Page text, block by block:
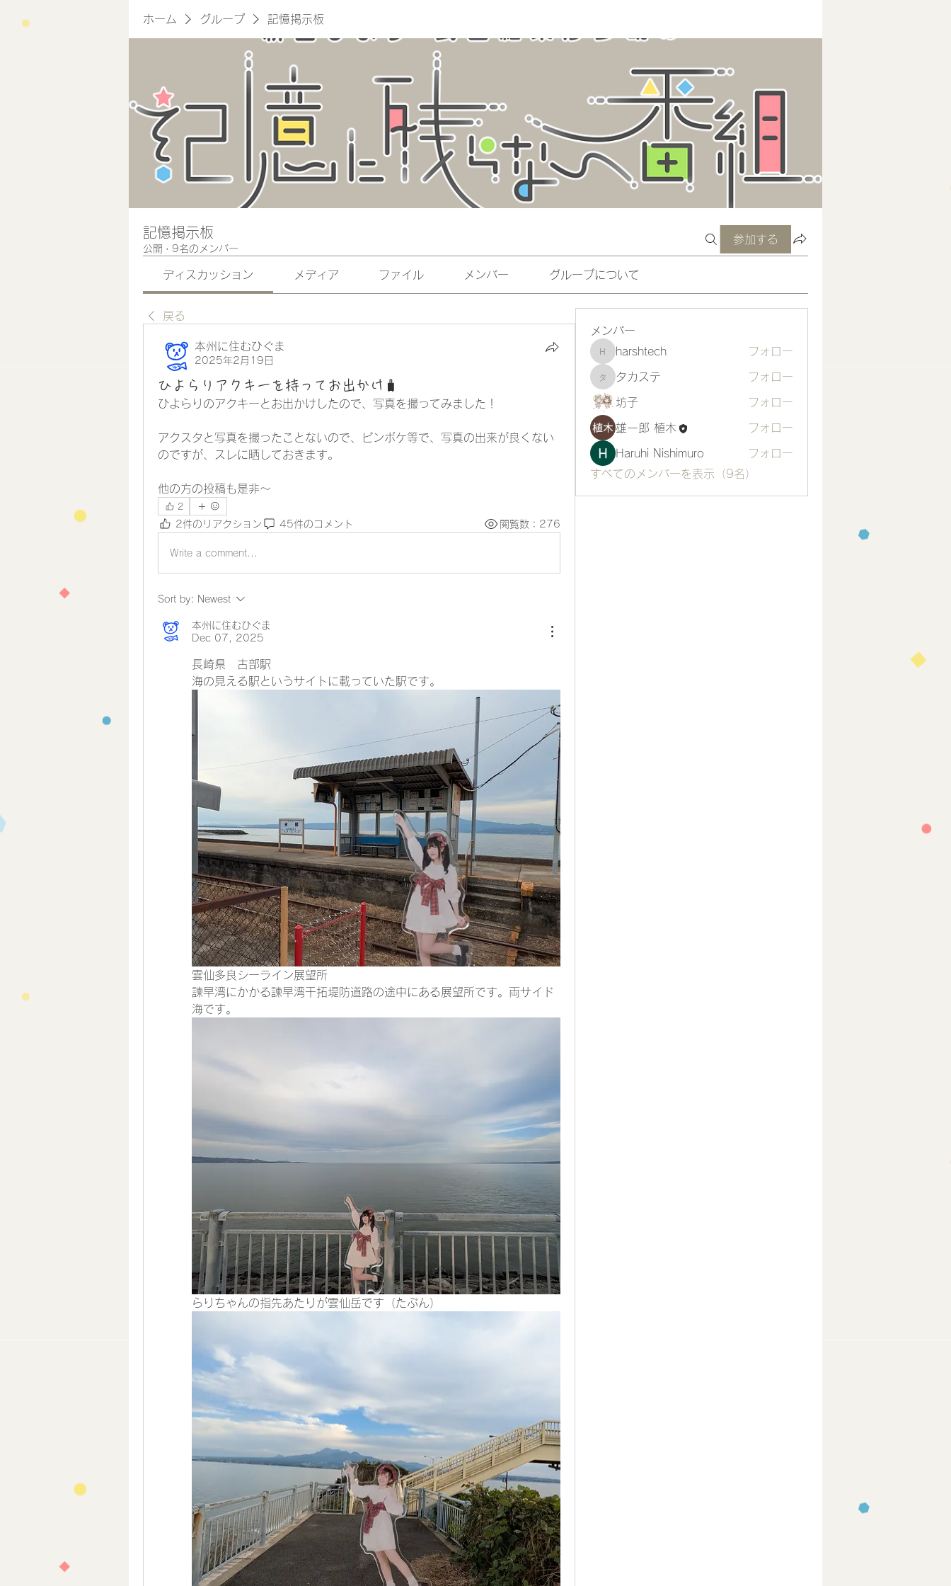
ホーム グループ 記憶掲示板
記憶掲示板
公開 · 9名のメンバー
参加する
ディスカッション メディア ファイル メンバー グループについて
戻る
本州に住むひぐま
2025年2月19日
ひよらりアクキーを持ってお出かけ🧳
ひよらりのアクキーとお出かけしたので、写真を撮ってみました！
アクスタと写真を撮ったことないので、ピンボケ等で、写真の出来が良くない
のですが、スレに晒しておきます。
他の方の投稿も是非〜
2
2件のリアクション 45件のコメント 閲覧数：276
Write a comment...
Sort by: Newest
本州に住むひぐま
Dec 07, 2025
長崎県　古部駅
海の見える駅というサイトに載っていた駅です。
雲仙多良シーライン展望所
諫早湾にかかる諫早湾干拓堤防道路の途中にある展望所です。両サイド
海です。
らりちゃんの指先あたりが雲仙岳です（たぶん）
メンバー
harshtech
harshtech フォロー
タカステ
タカステ フォロー
坊子 フォロー
雄一郎 植木 フォロー
Haruhi Nishimuro
フォロー
すべてのメンバーを表示（9名）